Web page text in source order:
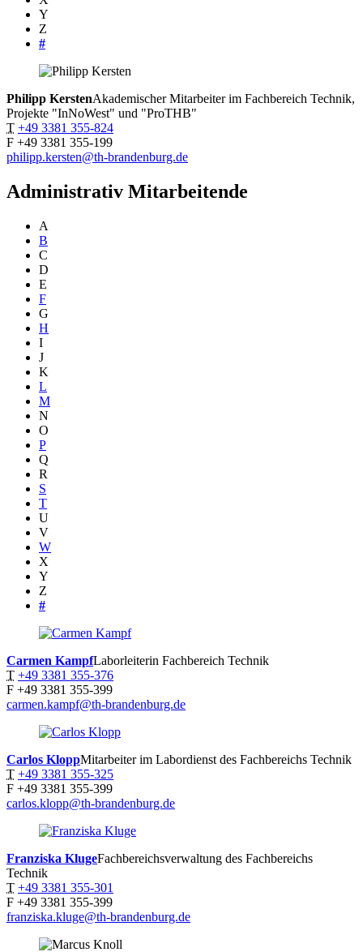
Y
Z
#
Philipp KerstenAkademischer Mitarbeiter im Fachbereich Technik,
Projekte "InNoWest" und "ProTHB"
T +49 3381 355-824
F +49 3381 355-199
philipp.kersten@th-brandenburg.de
Administrativ Mitarbeitende
A
B
C
D
E
F
G
H
I
J
K
L
M
N
O
P
Q
R
S
T
U
V
W
X
Y
Z
#
Carmen KampfLaborleiterin Fachbereich Technik
T +49 3381 355-376
F +49 3381 355-399
carmen.kampf@th-brandenburg.de
Carlos KloppMitarbeiter im Labordienst des Fachbereichs Technik
T +49 3381 355-325
F +49 3381 355-399
carlos.klopp@th-brandenburg.de
Franziska KlugeFachbereichsverwaltung des Fachbereichs
Technik
T +49 3381 355-301
F +49 3381 355-399
franziska.kluge@th-brandenburg.de